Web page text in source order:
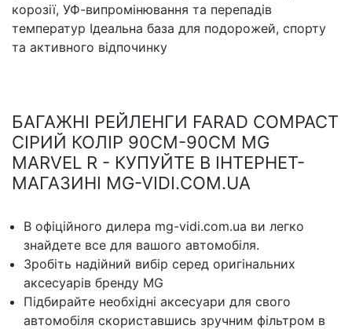
корозії, УФ-випромінювання та перепадів
температур Ідеальна база для подорожей, спорту
та активного відпочинку
БАГАЖНІ РЕЙЛЕНГИ FARAD COMPACT
СІРИЙ КОЛІР 90СМ-90СМ MG
MARVEL R - КУПУЙТЕ В ІНТЕРНЕТ-
МАГАЗИНІ MG-VIDI.COM.UA
В офіційного дилера mg-vidi.com.ua ви легко
знайдете все для вашого автомобіля.
Зробіть надійний вибір серед оригінальних
аксесуарів бренду MG
Підбирайте необхідні аксесуари для свого
автомобіля скориставшись зручним фільтром в